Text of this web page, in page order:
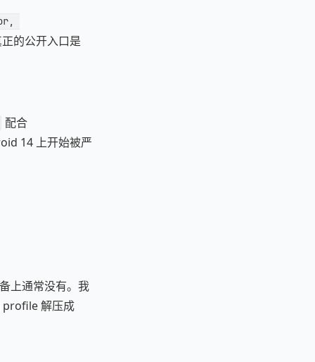
的公开入口是
配合
14 上开始被严
上通常没有。我
profile 解压成